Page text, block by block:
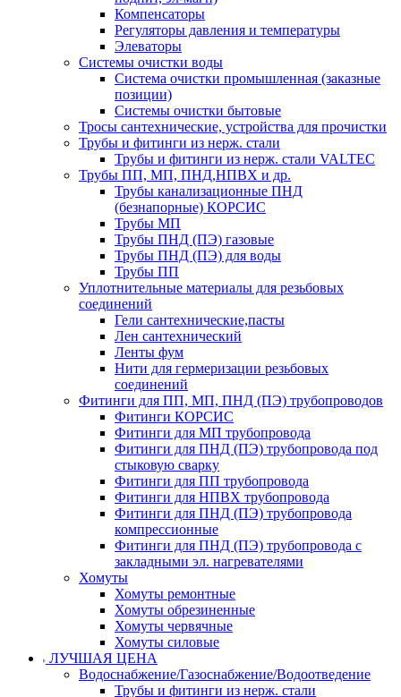
Компенсаторы
Регуляторы давления и температуры
Элеваторы
Системы очистки воды
Система очистки промышленная (заказные
позиции)
Системы очистки бытовые
Тросы сантехнические, устройства для прочистки
Трубы и фитинги из нерж. стали
Трубы и фитинги из нерж. стали VALTEC
Трубы ПП, МП, ПНД,НПВХ и др.
Трубы канализационные ПНД
(безнапорные) КОРСИС
Трубы МП
Трубы ПНД (ПЭ) газовые
Трубы ПНД (ПЭ) для воды
Трубы ПП
Уплотнительные материалы для резьбовых
соединений
Гели сантехнические,пасты
Лен сантехнический
Ленты фум
Нити для гермеризации резьбовых
соединений
Фитинги для ПП, МП, ПНД (ПЭ) трубопроводов
Фитинги КОРСИС
Фитинги для МП трубопровода
Фитинги для ПНД (ПЭ) трубопровода под
стыковую сварку
Фитинги для ПП трубопровода
Фитинги для НПВХ трубопровода
Фитинги для ПНД (ПЭ) трубопровода
компрессионные
Фитинги для ПНД (ПЭ) трубопровода с
закладными эл. нагревателями
Хомуты
Хомуты ремонтные
Хомуты обрезиненные
Хомуты червячные
Хомуты силовые
ЛУЧШАЯ ЦЕНА
Водоснабжение/Газоснабжение/Водоотведение
Трубы и фитинги из нерж. стали